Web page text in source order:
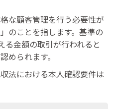
な顧客管理を行う必要性が
のことを指します。基準の
る金額の取引が行われると
められます。
法における本人確認要件は